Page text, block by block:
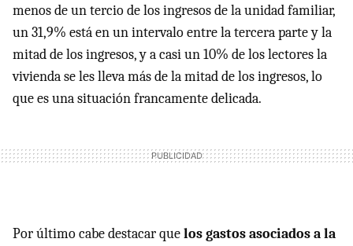
menos de un tercio de los ingresos de la unidad familiar,
un 31,9% está en un intervalo entre la tercera parte y la
mitad de los ingresos, y a casi un 10% de los lectores la
vivienda se les lleva más de la mitad de los ingresos, lo
que es una situación francamente delicada.
Por último cabe destacar quelos gastos asociados a la